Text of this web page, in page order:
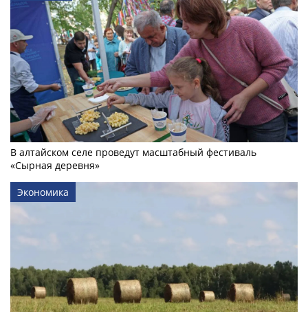
В алтайском селе проведут масштабный фестиваль
«Сырная деревня»
Экономика